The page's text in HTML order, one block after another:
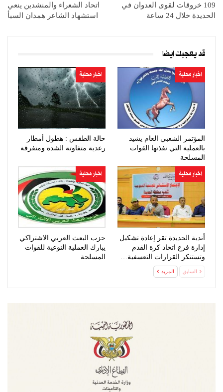
109 خروقات لقوى العدوان في
الحديدة خلال 24 ساعة
اتحاد الشعراء والمنشدين ينعي
استشهاد الشاعر همدان السبأ
قد يعجبك ايضا
اخبار محلية
المؤتمر الشعبي العام يشيد
بالعملية التي نفذتها القوات
المسلحة
اخبار محلية
حالة الطقس : هطول أمطار
رعدية متفاوتة الشدة ومتفرقة
اخبار محلية
أندية الحديدة تقر إعادة تشكيل
إدارة فرع اتحاد كرة القدم
وتستنكر القرارات التعسفية…
اخبار محلية
حزب البعث العربي الاشتراكي
يبارك العملية النوعية للقوات
المسلحة
السابق المزيد